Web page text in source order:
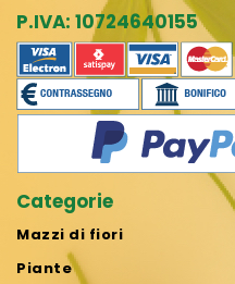
P.IVA: 10724640155
Categorie
Mazzi di fiori
Piante